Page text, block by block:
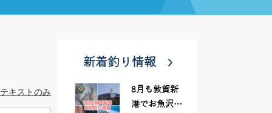
テキストのみ
新着釣り情報
8月も敦賀新
港でお魚沢山